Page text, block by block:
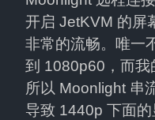
开启 JetKVM 的屏
非常的流畅。唯一
到 1080p60，而我
所以 Moonlight 串
导致 1440p 下面的